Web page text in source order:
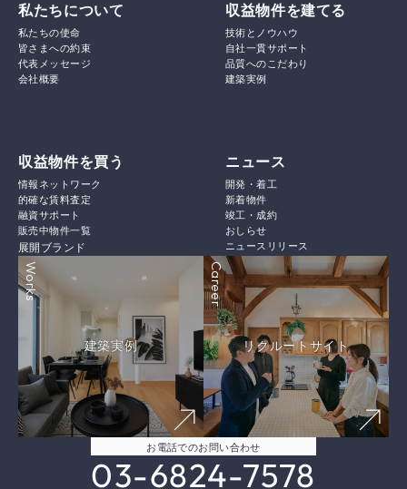
私たちについて
私たちの使命
皆さまへの約束
代表メッセージ
会社概要
収益物件を建てる
技術とノウハウ
自社一貫サポート
品質へのこだわり
建築実例
収益物件を買う
情報ネットワーク
的確な賃料査定
融資サポート
販売中物件一覧
展開ブランド
ニュース
開発・着工
新着物件
竣工・成約
おしらせ
ニュースリリース
Works
建築実例
Career
リクルートサイト
お電話でのお問い合わせ
03-6824-7578